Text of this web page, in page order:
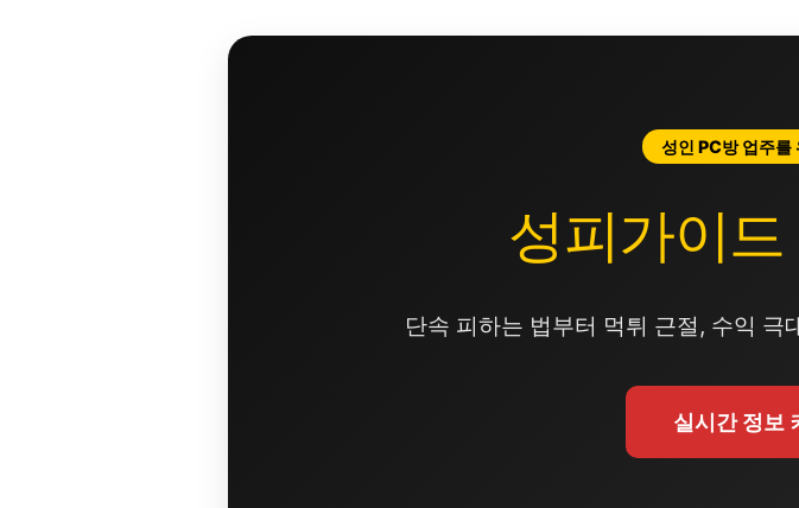
성인 PC방 업주를
성피가이드
단속 피하는 법부터 먹튀 근절, 수익
실시간 정보